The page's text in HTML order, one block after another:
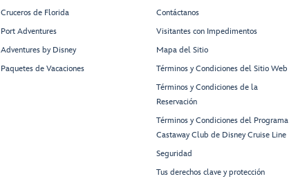
Cruceros de Florida
Port Adventures
Adventures by Disney
Paquetes de Vacaciones
Contáctanos
Visitantes con Impedimentos
Mapa del Sitio
Términos y Condiciones del Sitio Web
Términos y Condiciones de la
Reservación
Términos y Condiciones del Programa
Castaway Club de Disney Cruise Line
Seguridad
Tus derechos clave y protección